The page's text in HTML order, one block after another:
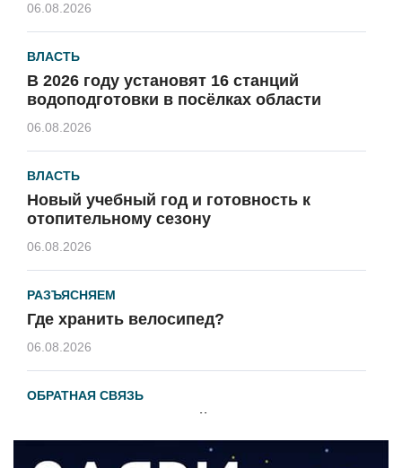
06.08.2026
ВЛАСТЬ
В 2026 году установят 16 станций
водоподготовки в посёлках области
06.08.2026
ВЛАСТЬ
Новый учебный год и готовность к
отопительному сезону
06.08.2026
РАЗЪЯСНЯЕМ
Где хранить велосипед?
06.08.2026
ОБРАТНАЯ СВЯЗЬ
Администрация онлайн